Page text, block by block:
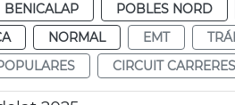
BENICALAP POBLES NORD
NORMAL EMT
CIRCUIT